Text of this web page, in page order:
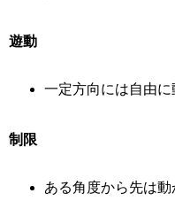
遊動
一定方向には自由に
制限
ある角度から先は動